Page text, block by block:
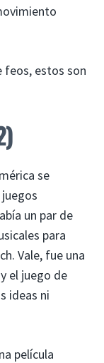
feos, estos son
se
un par de
para
Vale, fue una
el juego de
ideas ni
película